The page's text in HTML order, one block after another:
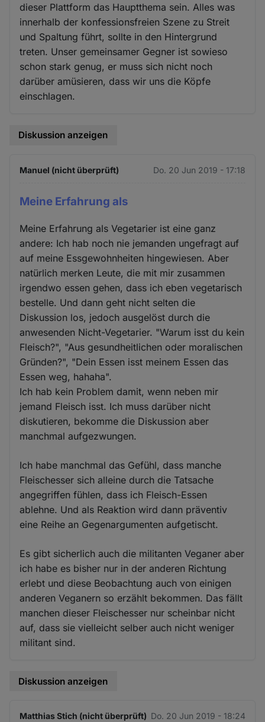
dieser Plattform das Hauptthema sein. Alles was
innerhalb der konfessionsfreien Szene zu Streit
und Spaltung führt, sollte in den Hintergrund
treten. Unser gemeinsamer Gegner ist sowieso
schon stark genug, er muss sich nicht noch
darüber amüsieren, dass wir uns die Köpfe
einschlagen.
Diskussion anzeigen
Manuel (nicht überprüft) Do. 20 Jun 2019 - 17:18
Meine Erfahrung als
Meine Erfahrung als Vegetarier ist eine ganz
andere: Ich hab noch nie jemanden ungefragt auf
auf meine Essgewohnheiten hingewiesen. Aber
natürlich merken Leute, die mit mir zusammen
irgendwo essen gehen, dass ich eben vegetarisch
bestelle. Und dann geht nicht selten die
Diskussion los, jedoch ausgelöst durch die
anwesenden Nicht-Vegetarier. "Warum isst du kein
Fleisch?", "Aus gesundheitlichen oder moralischen
Gründen?", "Dein Essen isst meinem Essen das
Essen weg, hahaha".
Ich hab kein Problem damit, wenn neben mir
jemand Fleisch isst. Ich muss darüber nicht
diskutieren, bekomme die Diskussion aber
manchmal aufgezwungen.
Ich habe manchmal das Gefühl, dass manche
Fleischesser sich alleine durch die Tatsache
angegriffen fühlen, dass ich Fleisch-Essen
ablehne. Und als Reaktion wird dann präventiv
eine Reihe an Gegenargumenten aufgetischt.
Es gibt sicherlich auch die militanten Veganer aber
ich habe es bisher nur in der anderen Richtung
erlebt und diese Beobachtung auch von einigen
anderen Veganern so erzählt bekommen. Das fällt
manchen dieser Fleischesser nur scheinbar nicht
auf, dass sie vielleicht selber auch nicht weniger
militant sind.
Diskussion anzeigen
Matthias Stich (nicht überprüft) Do. 20 Jun 2019 - 18:24